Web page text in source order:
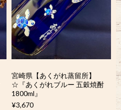
宮崎県【あくがれ蒸留所】
☆『あくがれブルー 五穀焼酎
1800ml』
¥3,670